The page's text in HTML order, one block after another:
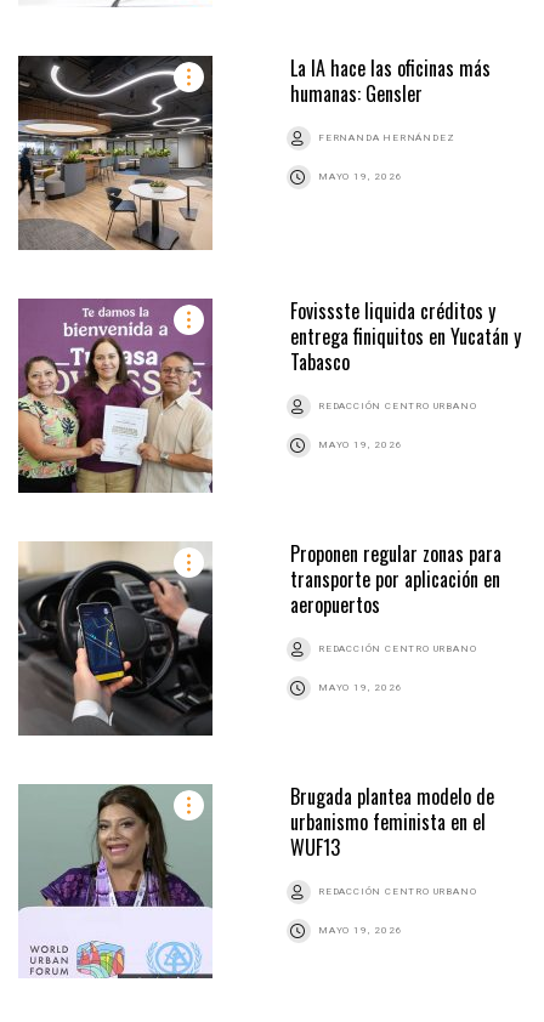
La IA hace las oficinas más
humanas: Gensler
FERNANDA HERNÁNDEZ
MAYO 19, 2026
Fovissste liquida créditos y
entrega finiquitos en Yucatán y
Tabasco
REDACCIÓN CENTRO URBANO
MAYO 19, 2026
Proponen regular zonas para
transporte por aplicación en
aeropuertos
REDACCIÓN CENTRO URBANO
MAYO 19, 2026
Brugada plantea modelo de
urbanismo feminista en el
WUF13
REDACCIÓN CENTRO URBANO
MAYO 19, 2026